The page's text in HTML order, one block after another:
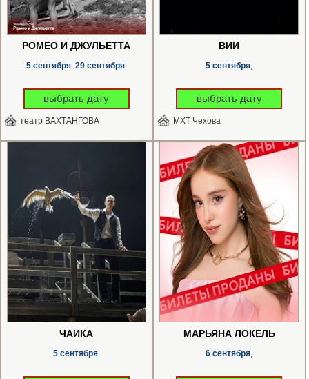
РОМЕО И ДЖУЛЬЕТТА
5 сентября, 29 сентября,
выбрать дату
театр ВАХТАНГОВА
ВИЙ
5 сентября
выбрать дату
МХТ Чехова
ЧАЙКА
5 сентября,
МАРЬЯНА ЛОКЕЛЬ
6 сентября